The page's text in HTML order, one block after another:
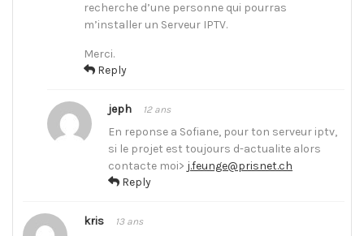
recherche d’une personne qui pourras
m’installer un Serveur IPTV.
Merci.
Reply
jeph 12 ans
En reponse a Sofiane, pour ton serveur iptv,
si le projet est toujours d-actualite alors
contacte moi> j.feunge@prisnet.ch
Reply
kris 13 ans